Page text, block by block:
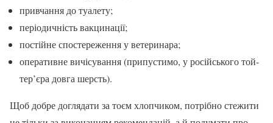
привчання до туалету;
періодичність вакцинації;
постійне спостереження у ветеринара;
оперативне вичісування (припустимо, у російського той-
тер’єра довга шерсть).
Щоб добре доглядати за тоєм хлопчиком, потрібно стежити